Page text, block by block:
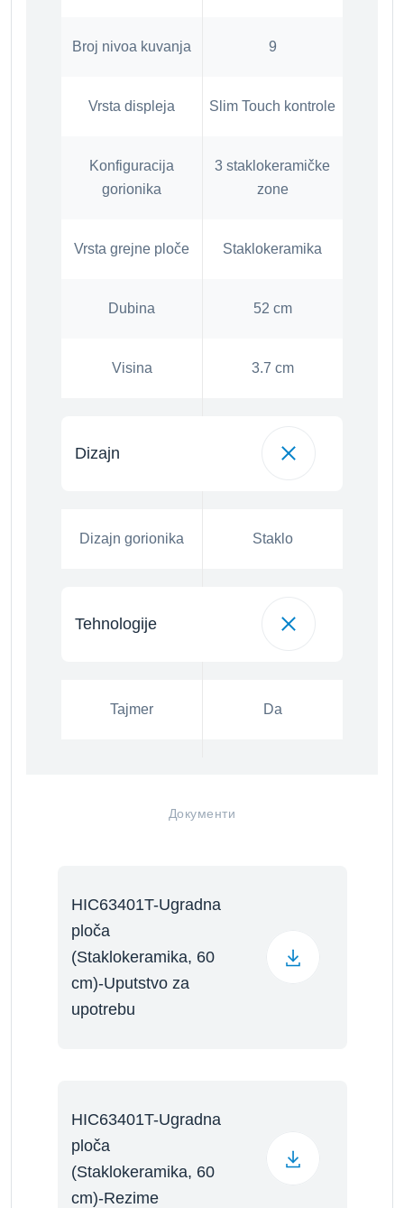
Broj nivoa kuvanja 9
Vrsta displeja Slim Touch kontrole
Konfiguracija
gorionika
3 staklokeramičke
zone
Vrsta grejne ploče Staklokeramika
Dubina 52 cm
Visina 3.7 cm
Dizajn
Dizajn gorionika Staklo
Tehnologije
Tajmer Da
Документи
HIC63401T-Ugradna
ploča
(Staklokeramika, 60
cm)-Uputstvo za
upotrebu
HIC63401T-Ugradna
ploča
(Staklokeramika, 60
cm)-Rezime